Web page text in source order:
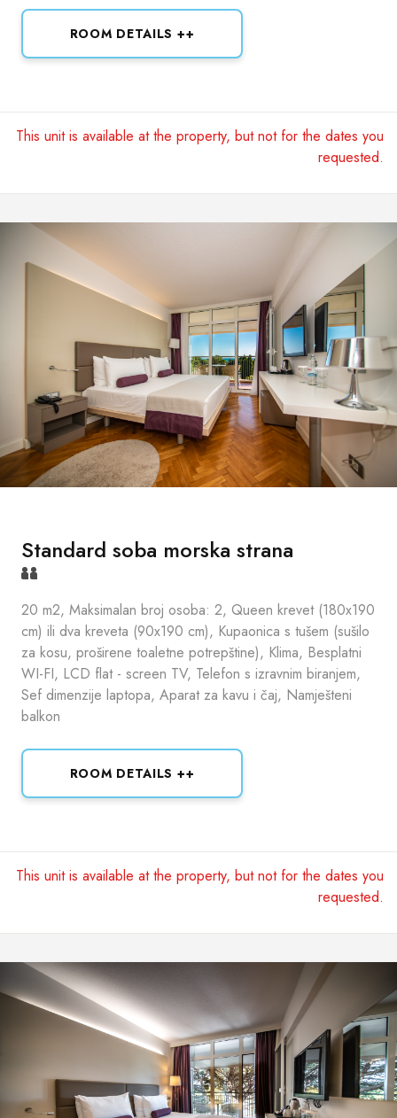
ROOM DETAILS ++
This unit is available at the property, but not for the dates you
requested.
Standard soba morska strana
20 m2, Maksimalan broj osoba: 2, Queen krevet (180x190
cm) ili dva kreveta (90x190 cm), Kupaonica s tušem (sušilo
za kosu, proširene toaletne potrepštine), Klima, Besplatni
WI-FI, LCD flat - screen TV, Telefon s izravnim biranjem,
Sef dimenzije laptopa, Aparat za kavu i čaj, Namješteni
balkon
ROOM DETAILS ++
This unit is available at the property, but not for the dates you
requested.